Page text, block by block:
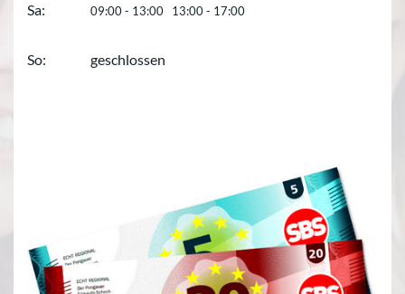
Sa: 09:00 - 13:00 13:00 - 17:00
So: geschlossen